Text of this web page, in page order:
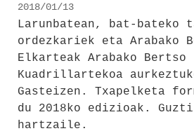
2018/01/13
Larunbatean, bat-bateko
ordezkariek eta Arabako
Elkarteak Arabako Bertso
Kuadrillartekoa
Gasteizen. Txapelketa
du 2018ko edizioak.
hartzaile.